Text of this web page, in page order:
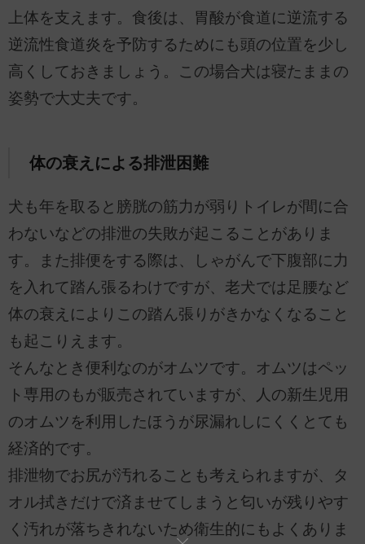
上体を支えます。食後は、胃酸が食道に逆流する
逆流性食道炎を予防するためにも頭の位置を少し
高くしておきましょう。この場合犬は寝たままの
姿勢で大丈夫です。
体の衰えによる排泄困難
犬も年を取ると膀胱の筋力が弱りトイレが間に合
わないなどの排泄の失敗が起こることがありま
す。また排便をする際は、しゃがんで下腹部に力
を入れて踏ん張るわけですが、老犬では足腰など
体の衰えによりこの踏ん張りがきかなくなること
も起こりえます。
そんなとき便利なのがオムツです。オムツはペッ
ト専用のもが販売されていますが、人の新生児用
のオムツを利用したほうが尿漏れしにくくとても
経済的です。
排泄物でお尻が汚れることも考えられますが、タ
オル拭きだけで済ませてしまうと匂いが残りやす
く汚れが落ちきれないため衛生的にもよくありま